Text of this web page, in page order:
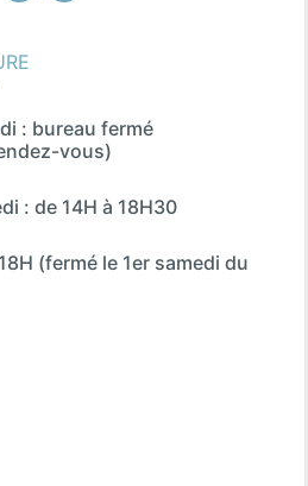
: bureau fermé
vous)
: de 14H à 18H30
(fermé le 1er samedi du